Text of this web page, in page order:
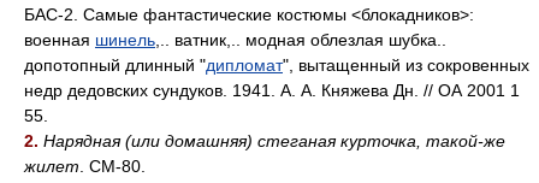
БАС-2. Самые фантастические костюмы <блокадников>:
военная шинель ,.. ватник,.. модная облезлая шубка..
допотопный длинный "дипломат", вытащенный из сокровенных
недр дедовских сундуков. 1941. А. А. Княжева Дн. // ОА 2001 1
55.
2. Нарядная (или домашняя) стеганая курточка, такой-же
жилет . СМ-80.